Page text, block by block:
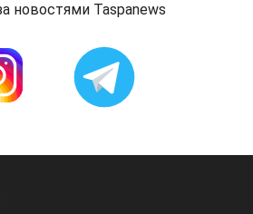
новостями Taspanews